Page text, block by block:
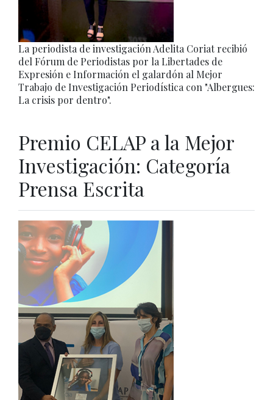
La periodista de investigación Adelita Coriat recibió
del Fórum de Periodistas por la Libertades de
Expresión e Información el galardón al Mejor
Trabajo de Investigación Periodística con "Albergues:
La crisis por dentro".
Premio CELAP a la Mejor
Investigación: Categoría
Prensa Escrita